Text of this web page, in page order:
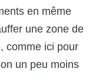
en même
une zone de
comme ici pour
un peu moins